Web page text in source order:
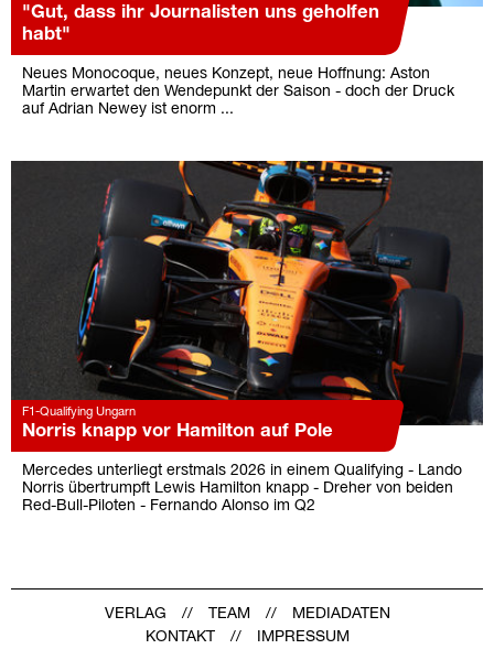
"Gut, dass ihr Journalisten uns geholfen
habt"
Neues Monocoque, neues Konzept, neue Hoffnung: Aston
Martin erwartet den Wendepunkt der Saison - doch der Druck
auf Adrian Newey ist enorm ...
F1-Qualifying Ungarn
Norris knapp vor Hamilton auf Pole
Mercedes unterliegt erstmals 2026 in einem Qualifying - Lando
Norris übertrumpft Lewis Hamilton knapp - Dreher von beiden
Red-Bull-Piloten - Fernando Alonso im Q2
VERLAG TEAM
MEDIADATEN
KONTAKT
IMPRESSUM